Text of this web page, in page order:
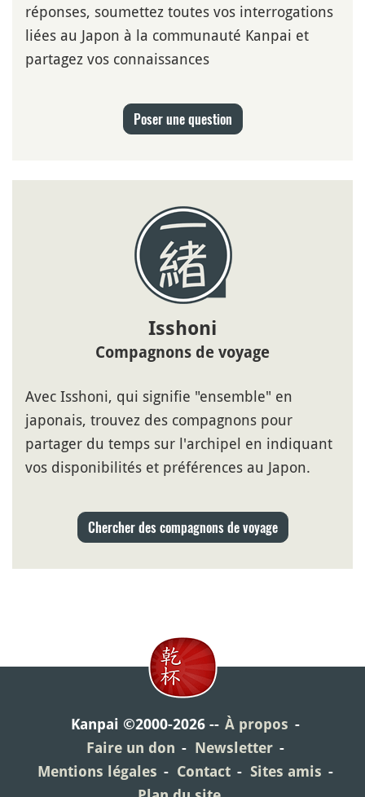
réponses, soumettez toutes vos interrogations
liées au Japon à la communauté Kanpai et
partagez vos connaissances
Poser une question
Isshoni
Compagnons de voyage
Avec Isshoni, qui signifie "ensemble" en
japonais, trouvez des compagnons pour
partager du temps sur l'archipel en indiquant
vos disponibilités et préférences au Japon.
Chercher des compagnons de voyage
Kanpai ©2000-2026
À propos
Faire un don
Newsletter
Mentions légales
Contact
Sites amis